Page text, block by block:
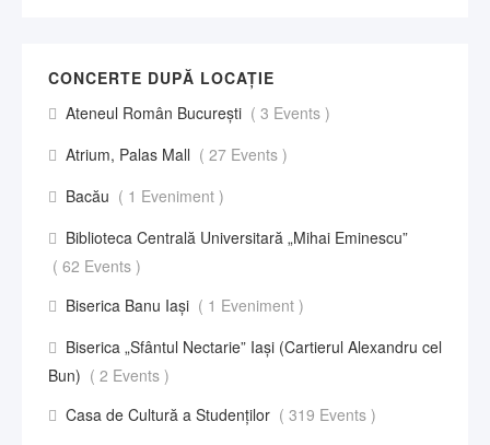
CONCERTE DUPĂ LOCAȚIE
Ateneul Român București ( 3 Events )
Atrium, Palas Mall ( 27 Events )
Bacău ( 1 Eveniment )
Biblioteca Centrală Universitară „Mihai Eminescu”
( 62 Events )
Biserica Banu Iași ( 1 Eveniment )
Biserica „Sfântul Nectarie” Iaşi (Cartierul Alexandru cel
Bun) ( 2 Events )
Casa de Cultură a Studenților ( 319 Events )